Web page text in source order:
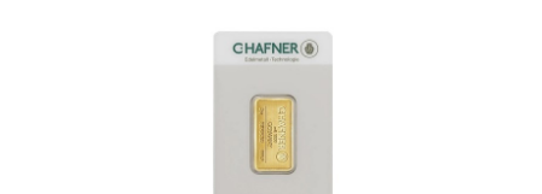
6.45 gram monedhë ari 20 franga franceze